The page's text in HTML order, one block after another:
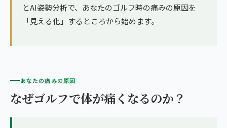
とAI姿勢分析で、あなたのゴルフ時の痛みの原因を
「見える化」するところから始めます。
あなたの痛みの原因
なぜゴルフで体が痛くなるのか？